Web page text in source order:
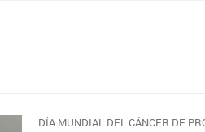
DÍA MUNDIAL DEL CÁNCER DE